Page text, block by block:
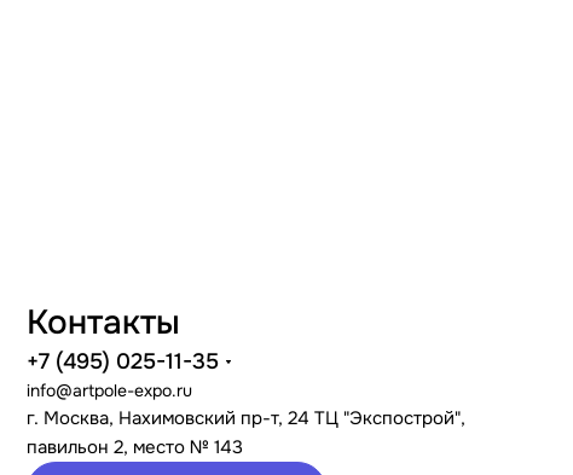
Контакты
+7 (495) 025-11-35
info@artpole-expo.ru
г. Москва, Нахимовский пр-т, 24 ТЦ "Экспострой",
павильон 2, место № 143